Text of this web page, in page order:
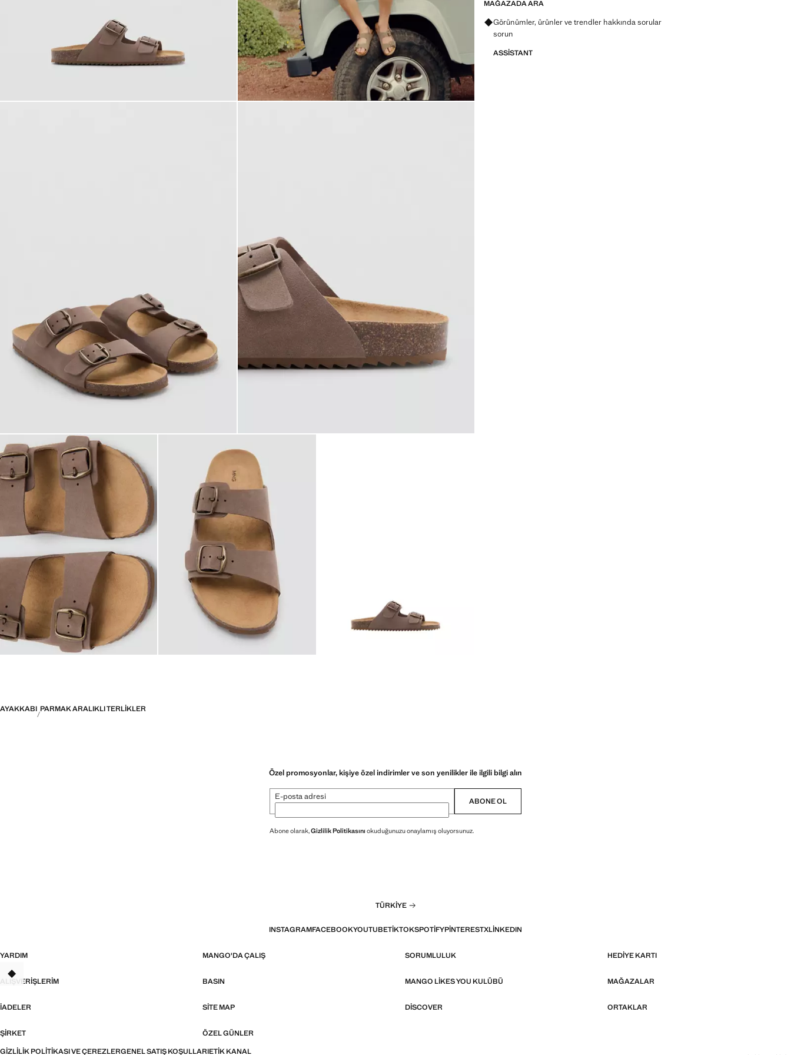
MAĞAZADA ARA
Görünümler, ürünler ve trendler hakkında sorular
sorun
ASSISTANT
AYAKKABI PARMAK ARALIKLI TERLIKLER
Özel promosyonlar, kişiye özel indirimler ve son yenilikler ile ilgili bilgi alın
E-posta adresi ABONE OL
Abone olarak,Gizlilik Politikasını okuduğunuzu onaylamış oluyorsunuz.
TÜRKIYE
INSTAGRAMFACEBOOKYOUTUBETIKTOKSPOTIFYPINTERESTXLINKEDIN
YARDIM MANGO'DA ÇALIŞ SORUMLULUK HEDIYE KARTI
ALIŞVERIŞLERIM BASIN MANGO LIKES YOU KULÜBÜ MAĞAZALAR
İADELER SITE MAP DISCOVER ORTAKLAR
ŞIRKET
ÖZEL GÜNLER
GIZLILIK POLITIKASI VE ÇEREZLERGENEL SATIŞ KOŞULLARIETIK KANAL